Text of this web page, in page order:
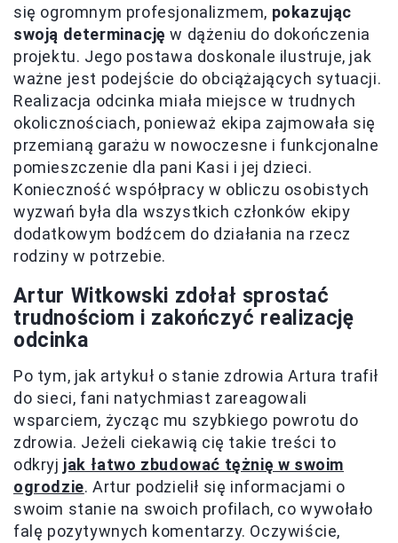
się ogromnym profesjonalizmem, pokazując
swoją determinację w dążeniu do dokończenia
projektu. Jego postawa doskonale ilustruje, jak
ważne jest podejście do obciążających sytuacji.
Realizacja odcinka miała miejsce w trudnych
okolicznościach, ponieważ ekipa zajmowała się
przemianą garażu w nowoczesne i funkcjonalne
pomieszczenie dla pani Kasi i jej dzieci.
Konieczność współpracy w obliczu osobistych
wyzwań była dla wszystkich członków ekipy
dodatkowym bodźcem do działania na rzecz
rodziny w potrzebie.
Artur Witkowski zdołał sprostać
trudnościom i zakończyć realizację
odcinka
Po tym, jak artykuł o stanie zdrowia Artura trafił
do sieci, fani natychmiast zareagowali
wsparciem, życząc mu szybkiego powrotu do
zdrowia. Jeżeli ciekawią cię takie treści to
odkryj jak łatwo zbudować tężnię w swoim
ogrodzie. Artur podzielił się informacjami o
swoim stanie na swoich profilach, co wywołało
falę pozytywnych komentarzy. Oczywiście,